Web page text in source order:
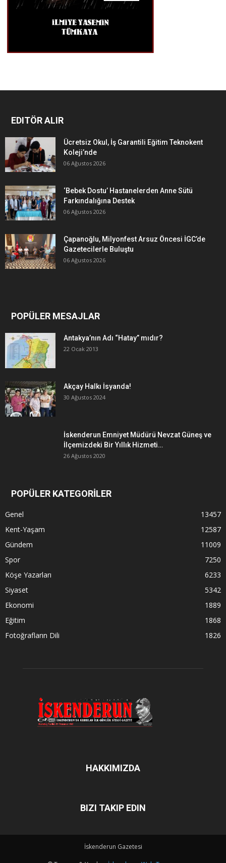
EDITÖR ALIR
Ücretsiz Okul, İş Garantili Eğitim Teknokent
Koleji’nde
06 Ağustos 2026
‘Bebek Dostu’ Hastanelerden Anne Sütü
Farkındalığına Destek
06 Ağustos 2026
Çapanoğlu, Milyonfest Arsuz Öncesi İGC’de
Gazetecilerle Buluştu
06 Ağustos 2026
POPÜLER MESAJLAR
Antakya’nın Adı “Hatay” mıdır?
22 Ocak 2013
Akçay Halkı İsyanda!
30 Ağustos 2024
İskenderun Emniyet Müdürü Nevzat Güneş ve
İlçemizdeki Bir Yıllık Hizmeti…
26 Ağustos 2020
POPÜLER KATEGORİLER
Genel
13457
Kent-Yaşam
12587
Gündem
11009
Spor
7250
Köşe Yazarları
6233
Siyaset
5342
Ekonomi
1889
Eğitim
1868
Fotoğrafların Dili
1826
HAKKIMIZDA
BIZI TAKIP EDIN
İskenderun Gazetesi